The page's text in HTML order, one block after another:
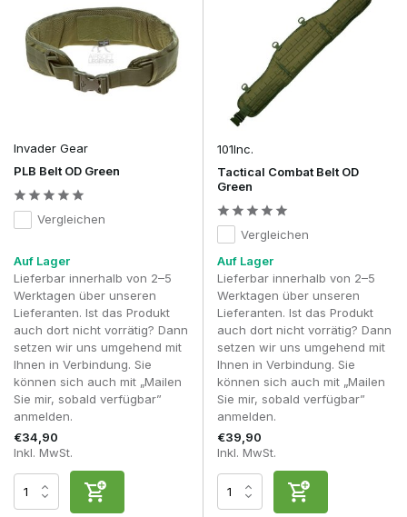
Templers
Warrior
Assault
Systems
High-End
Mil-Spec 500D
Cordura® mit IRR
(ausgewählte
Modelle)
Herkömmliches MOLLE-Gurtband bietet maximale
Kompatibilität mit nahezu allen MOLLE-Taschen und
Zubehörteilen. Zudem kommen bei immer mehr Premium-
Modellen
Befestigungsschlitze direkt aus dem Material
herausgeschnitten werden. Dies führt zu einem geringeren
hervorstehenden Teilen, ohne dabei Abstriche bei den
Erweiterungsmöglichkeiten zu machen.
Auch das Verschlusssystem spielt eine wichtige Rolle.
Metall-Cobra-Schnallensind für ihre außergewöhnliche
Festigkeit und Zuverlässigkeit bekannt und werden häufig in
professioneller taktischer Ausrüstung verwendet.Cobra-
Schnallen aus Polymersind deutlich leichter und bieten für
Freizeit-Airsoft und reguläre Skirmishes mehr als
ausreichende Festigkeit. Viele Premium-Kampfgürtel
verwenden Verschlüsse vom Typ Cobra. Einige Hersteller
verwenden originale AustriAlpin Cobra®-Schnallen, während
andere sich für hochwertige, kompatible Verschlüsse mit
vergleichbaren Eigenschaften entscheiden.
Invader Gear
PLB Belt OD Green
Vergleichen
Auf Lager
Lieferbar innerhalb von 2–5
Werktagen über unseren
Lieferanten. Ist das Produkt
auch dort nicht vorrätig? Dann
setzen wir uns umgehend mit
Ihnen in Verbindung. Sie
können sich auch mit „Mailen
Sie mir, sobald verfügbar”
anmelden.
€34,90
Inkl. MwSt.
101Inc.
Tactical Combat Belt OD
Green
Vergleichen
Auf Lager
Lieferbar innerhalb von 2–5
Werktagen über unseren
Lieferanten. Ist das Produkt
auch dort nicht vorrätig? Dann
setzen wir uns umgehend mit
Ihnen in Verbindung. Sie
können sich auch mit „Mailen
Sie mir, sobald verfügbar”
anmelden.
€39,90
Inkl. MwSt.